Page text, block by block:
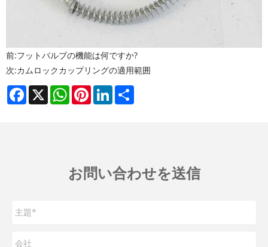
前:フットバルブの機能は何ですか?
次:カムロックカップリングの適用範囲
Facebook
X WhatsAppPinterestLinkedIn
お問い合わせを送信